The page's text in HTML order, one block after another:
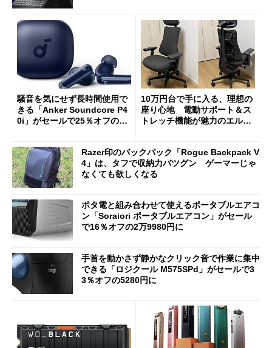
騒音を気にせず長時間使用で
きる「Anker Soundcore P4
0i」がセールで25％オフの59
10万円台で手に入る、理想の
座り心地 電動サポート＆ス
トレッチ機能が魅力のエルゴ
Razer印のバックパック「Rogue Backpack V
4」は、タフで収納力バツグン ゲーマーじゃ
なくても欲しくなる
ポタ電と組み合わせて使えるポータブルエアコ
ン「Soraiori ポータブルエアコン」がセール
で16％オフの2万9980円に
手首を動かさず静かなクリック音で作業に集中
できる「ロジクール M575SPd」がセールで3
3％オフの5280円に